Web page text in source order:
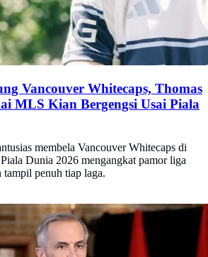
Vancouver Whitecaps, Thomas
MLS Kian Bergengsi Usai Piala
membela Vancouver Whitecaps di
Dunia 2026 mengangkat pamor liga
tampil penuh tiap laga.